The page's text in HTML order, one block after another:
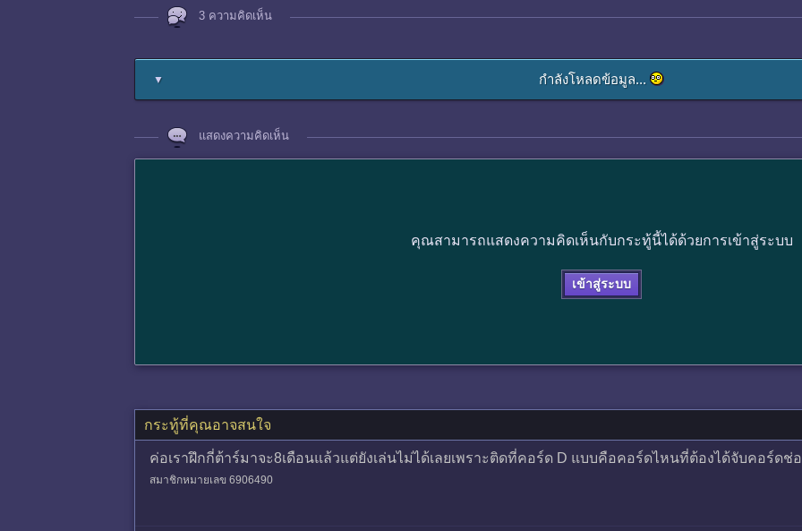
3 ความคิดเห็น
▼ กำลังโหลดข้อมูล...
แสดงความคิดเห็น
คุณสามารถแสดงความคิดเห็นกับกระทู้นี้ได้ด้วยการเข้าสู่ระบบ
เข้าสู่ระบบ
กระทู้ที่คุณอาจสนใจ
ค่อเราฝึกกี่ต้าร์มาจะ8เดือนแล้วแต่ยังเล่นไม่ได้เลยเพราะติดที่คอร์ด D แบบคือคอร์ดไหนที่ต้องได้จับคอร์ดช่
สมาชิกหมายเลข 6906490